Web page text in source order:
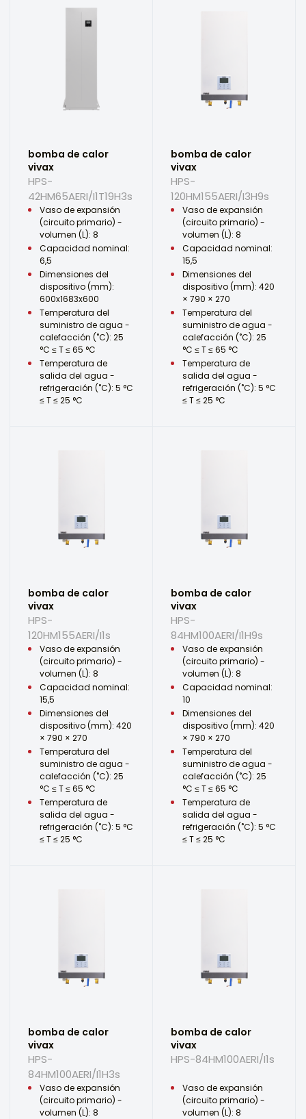
bomba de calor
vivax
HPS-
42HM65AERI/I1T19H3s
Vaso de expansión
(circuito primario) -
volumen (L): 8
Capacidad nominal:
6,5
Dimensiones del
dispositivo (mm):
600x1683x600
Temperatura del
suministro de agua -
calefacción (˚C): 25
°C ≤ T ≤ 65 °C
Temperatura de
salida del agua -
refrigeración (˚C): 5 °C
≤ T ≤ 25 °C
bomba de calor
vivax
HPS-
120HM155AERI/I3H9s
Vaso de expansión
(circuito primario) -
volumen (L): 8
Capacidad nominal:
15,5
Dimensiones del
dispositivo (mm): 420
× 790 × 270
Temperatura del
suministro de agua -
calefacción (˚C): 25
°C ≤ T ≤ 65 °C
Temperatura de
salida del agua -
refrigeración (˚C): 5 °C
≤ T ≤ 25 °C
bomba de calor
vivax
HPS-
120HM155AERI/I1s
Vaso de expansión
(circuito primario) -
volumen (L): 8
Capacidad nominal:
15,5
Dimensiones del
dispositivo (mm): 420
× 790 × 270
Temperatura del
suministro de agua -
calefacción (˚C): 25
°C ≤ T ≤ 65 °C
Temperatura de
salida del agua -
refrigeración (˚C): 5 °C
≤ T ≤ 25 °C
bomba de calor
vivax
HPS-
84HM100AERI/I1H9s
Vaso de expansión
(circuito primario) -
volumen (L): 8
Capacidad nominal:
10
Dimensiones del
dispositivo (mm): 420
× 790 × 270
Temperatura del
suministro de agua -
calefacción (˚C): 25
°C ≤ T ≤ 65 °C
Temperatura de
salida del agua -
refrigeración (˚C): 5 °C
≤ T ≤ 25 °C
bomba de calor
vivax
HPS-
84HM100AERI/I1H3s
Vaso de expansión
(circuito primario) -
volumen (L): 8
bomba de calor
vivax
HPS-84HM100AERI/I1s
Vaso de expansión
(circuito primario) -
volumen (L): 8